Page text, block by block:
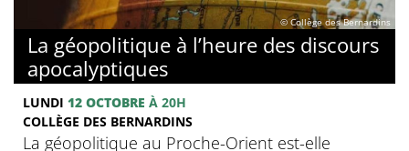
© Collège des Bernardins
La géopolitique à l’heure des discours
apocalyptiques
LUNDI 12 OCTOBRE À 20H
COLLÈGE DES BERNARDINS
La géopolitique au Proche-Orient est-elle